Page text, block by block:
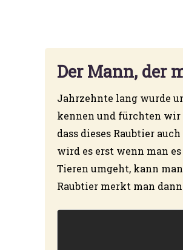
Der Mann, der
Jahrzehnte lang wurde
kennen und fürchten wir
dass dieses Raubtier
wird es erst wenn man
Tieren umgeht, kann
Raubtier merkt man